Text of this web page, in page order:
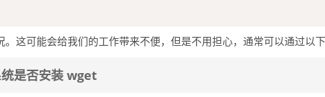
。这可能会给我们的工作带来不便，但是不用担心，通常可以通过以
是否安装 wget